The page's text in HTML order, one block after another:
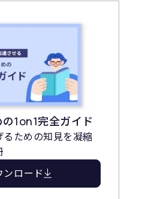
1on1完全ガイド
るための知見を凝縮
ンロード